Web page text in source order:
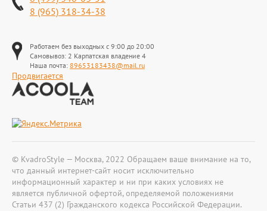
8 (965) 318-34-38
Работаем без выходных с 9:00 до 20:00
Самовывоз: 2 Карпатская владение 4
Наша почта: 89653183438@mail.ru
Продвигается
© KvadroStyle — Москва, 2022 Обращаем ваше внимание на то,
что данный интернет-сайт носит исключительно
информационный характер и ни при каких условиях не
является публичной офертой, определяемой положениями
Статьи 437 (2) Гражданского кодекса Российской Федерации.